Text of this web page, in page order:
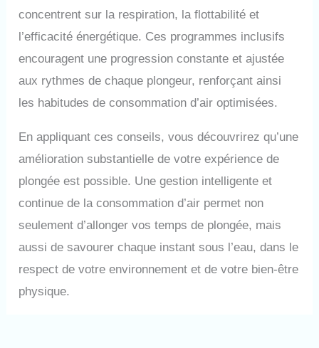
concentrent sur la respiration, la flottabilité et
l’efficacité énergétique. Ces programmes inclusifs
encouragent une progression constante et ajustée
aux rythmes de chaque plongeur, renforçant ainsi
les habitudes de consommation d’air optimisées.
En appliquant ces conseils, vous découvrirez qu’une
amélioration substantielle de votre expérience de
plongée est possible. Une gestion intelligente et
continue de la consommation d’air permet non
seulement d’allonger vos temps de plongée, mais
aussi de savourer chaque instant sous l’eau, dans le
respect de votre environnement et de votre bien-être
physique.